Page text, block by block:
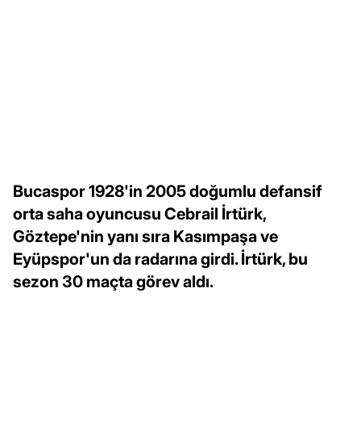
Bucaspor 1928'in 2005 doğumlu defansif
orta saha oyuncusu Cebrail İrtürk,
Göztepe'nin yanı sıra Kasımpaşa ve
Eyüpspor'un da radarına girdi. İrtürk, bu
sezon 30 maçta görev aldı.